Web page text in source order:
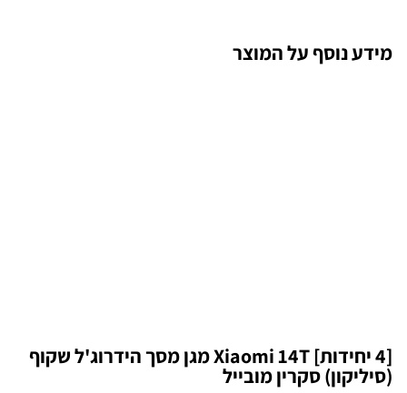
מידע נוסף על המוצר
[4 יחידות] Xiaomi 14T מגן מסך הידרוג'ל שקוף
(סיליקון) סקרין מובייל